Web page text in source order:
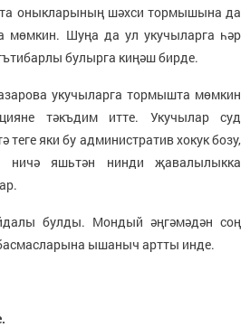
оныкларының шәхси тормышына да
мөмкин. Шуңа да ул укучыларга һәр
булырга киңәш бирде.
укучыларга тормышта мөмкин
тәкъдим итте. Укучылар суд
теге яки бу административ хокук бозу,
ничә яшьтән нинди җавалылыкка
булды. Мондый әңгәмәдән соң
ышаныч артты инде.